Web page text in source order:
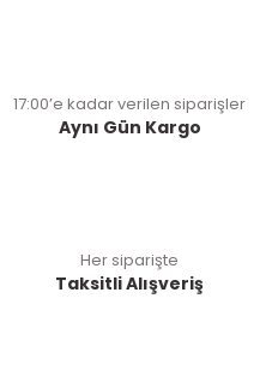
17:00’e kadar verilen siparişler
Aynı Gün Kargo
Her siparişte
Taksitli Alışveriş